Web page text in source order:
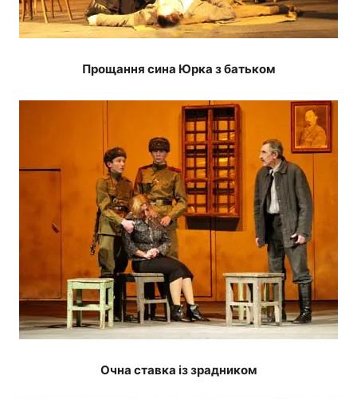
Прощання сина Юрка з батьком
Очна ставка із зрадником